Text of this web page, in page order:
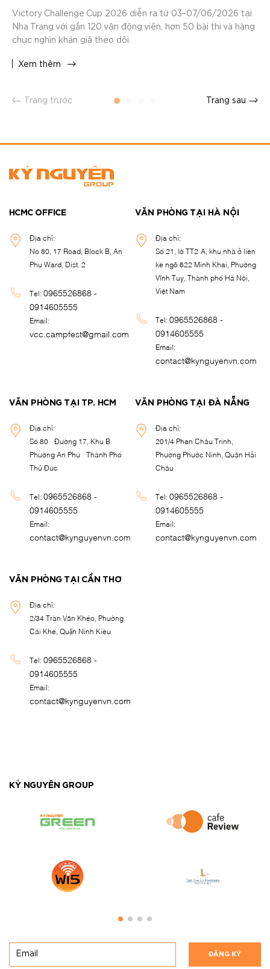
Victory Challenge Cup 2026 diễn ra từ 03–07/06/2026 tại
Nha Trang với gần 120 vận động viên, hơn 50 bài thi và hàng
chục nghìn khán giả theo dõi.
Xem thêm
Trang sau
Trang trước
HCMC OFFICE
Địa chỉ:
No 80, 17 Road, Block B, An
Phu Ward, Dist. 2
Tel:0965526868 -
0914605555
Email:
vcc.campfest@gmail.com
VĂN PHÒNG TẠI HÀ NỘI
Địa chỉ:
Số 21, lô TT2-A, khu nhà ở liền
kề ngõ 622 Minh Khai, Phường
Vĩnh Tuy, Thành phố Hà Nội,
Việt Nam
Tel:0965526868 -
0914605555
Email:
contact@kynguyenvn.com
VĂN PHÒNG TẠI TP. HCM
Địa chỉ:
Số 80 - Đường 17, Khu B -
Phường An Phú - Thành Phố
Thủ Đức
Tel:0965526868 -
0914605555
Email:
contact@kynguyenvn.com
VĂN PHÒNG TẠI ĐÀ NẴNG
Địa chỉ:
201/4 Phan Châu Trinh,
Phường Phước Ninh, Quận Hải
Châu
Tel:0965526868 -
0914605555
Email:
contact@kynguyenvn.com
VĂN PHÒNG TẠI CẦN THƠ
Địa chỉ:
2/34 Trần Văn Khéo, Phường
Cái Khế, Quận Ninh Kiều
Tel:0965526868 -
0914605555
Email:
contact@kynguyenvn.com
KỶ NGUYÊN GROUP
ĐĂNG KÝ